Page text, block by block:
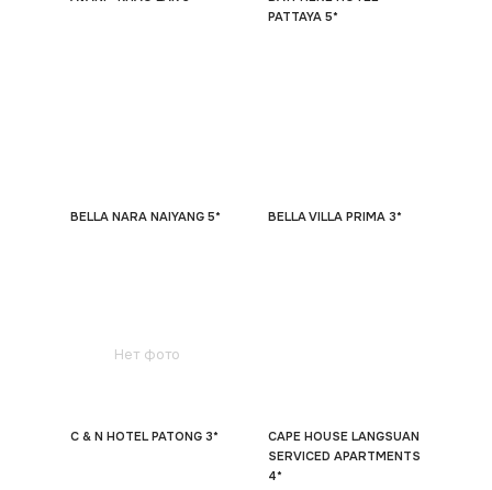
PATTAYA 5*
BELLA NARA NAIYANG 5* BELLA VILLA PRIMA 3*
Нет фото
C & N HOTEL PATONG 3*
CAPE HOUSE LANGSUAN
SERVICED APARTMENTS
4*